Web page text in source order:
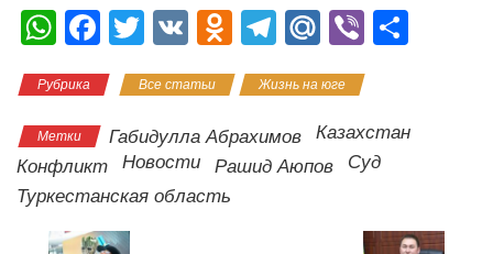
W
at
s
A
p
p
F
c
e
b
o
o
T
tt
er
V
O
n
o
kl
T
e
gr
a
M
.R
u
Vi
а
ть
Рубрика Все статьи Жизнь на юге
Метки Габидулла Абрахимов
Казахстан
Конфликт
Новости Рашид Аюпов
Суд
Туркестанская область